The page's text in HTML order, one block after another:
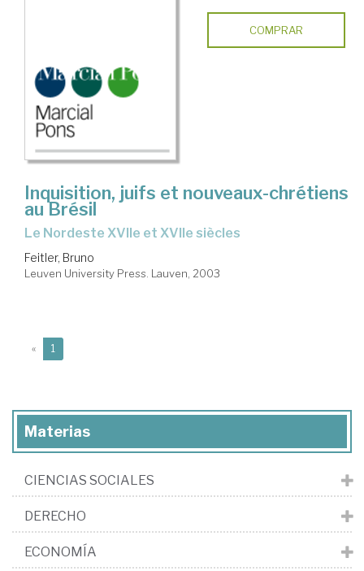
COMPRAR
Inquisition, juifs et nouveaux-chrétiens
au Brésil
le Nordeste XVIIe et XVIIe siècles
Feitler, Bruno
Leuven University Press. Lauven, 2003
« 1
Materias
CIENCIAS SOCIALES
DERECHO
ECONOMÍA